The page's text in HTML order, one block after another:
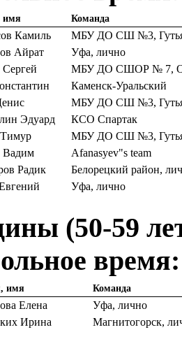
имя Команда
Камиль
МБУ ДО СШ №3,
Айрат
Уфа, лично
МБУ ДО СШОР № 7,
Каменск-Уральский
МБУ ДО СШ №3,
Эдуард
КСО Спартак
МБУ ДО СШ №3,
Afanasyev"s team
Радик
Белорецкий район,
Уфа, лично
(50-59
имя Команда
Елена
Уфа, лично
Ирина Магнитогорск,